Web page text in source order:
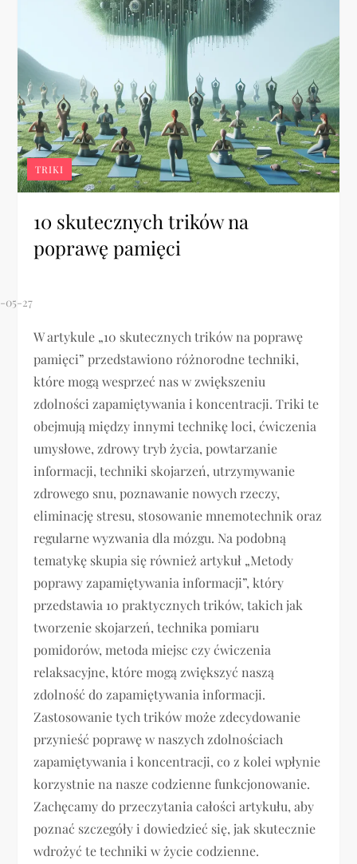
TRIKI
10 skutecznych trików na
poprawę pamięci
W artykule „10 skutecznych trików na poprawę
pamięci” przedstawiono różnorodne techniki,
które mogą wesprzeć nas w zwiększeniu
zdolności zapamiętywania i koncentracji. Triki te
obejmują między innymi technikę loci, ćwiczenia
umysłowe, zdrowy tryb życia, powtarzanie
informacji, techniki skojarzeń, utrzymywanie
zdrowego snu, poznawanie nowych rzeczy,
eliminację stresu, stosowanie mnemotechnik oraz
regularne wyzwania dla mózgu. Na podobną
tematykę skupia się również artykuł „Metody
poprawy zapamiętywania informacji”, który
przedstawia 10 praktycznych trików, takich jak
tworzenie skojarzeń, technika pomiaru
pomidorów, metoda miejsc czy ćwiczenia
relaksacyjne, które mogą zwiększyć naszą
zdolność do zapamiętywania informacji.
Zastosowanie tych trików może zdecydowanie
przynieść poprawę w naszych zdolnościach
zapamiętywania i koncentracji, co z kolei wpłynie
korzystnie na nasze codzienne funkcjonowanie.
Zachęcamy do przeczytania całości artykułu, aby
poznać szczegóły i dowiedzieć się, jak skutecznie
wdrożyć te techniki w życie codzienne.